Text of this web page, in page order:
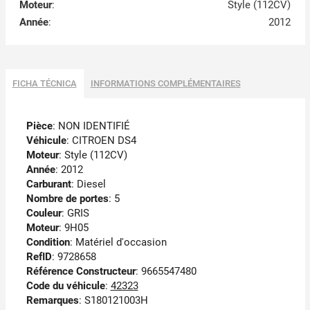
Moteur:
Style (112CV)
Année: 2012
FICHA TÉCNICA INFORMATIONS COMPLÉMENTAIRES
Pièce: NON IDENTIFIÉ
Véhicule: CITROEN DS4
Moteur: Style (112CV)
Année: 2012
Carburant: Diesel
Nombre de portes: 5
Couleur: GRIS
Moteur: 9H05
Condition: Matériel d'occasion
RefID: 9728658
Référence Constructeur: 9665547480
Code du véhicule: 42323
Remarques: S180121003H